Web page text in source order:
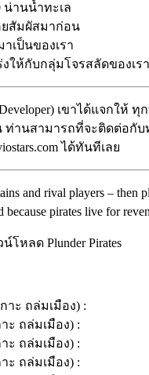
น่านน้ำทะเล
สัมผัสมาก่อน
เป็นของเรา
ให้กับกลุ่มโจรสลัดของเรา
เขาได้แจกให้
ท่านสามารถที่จะติดต่อ
ได้ทันทีเลย
and rival players – then
because pirates live for